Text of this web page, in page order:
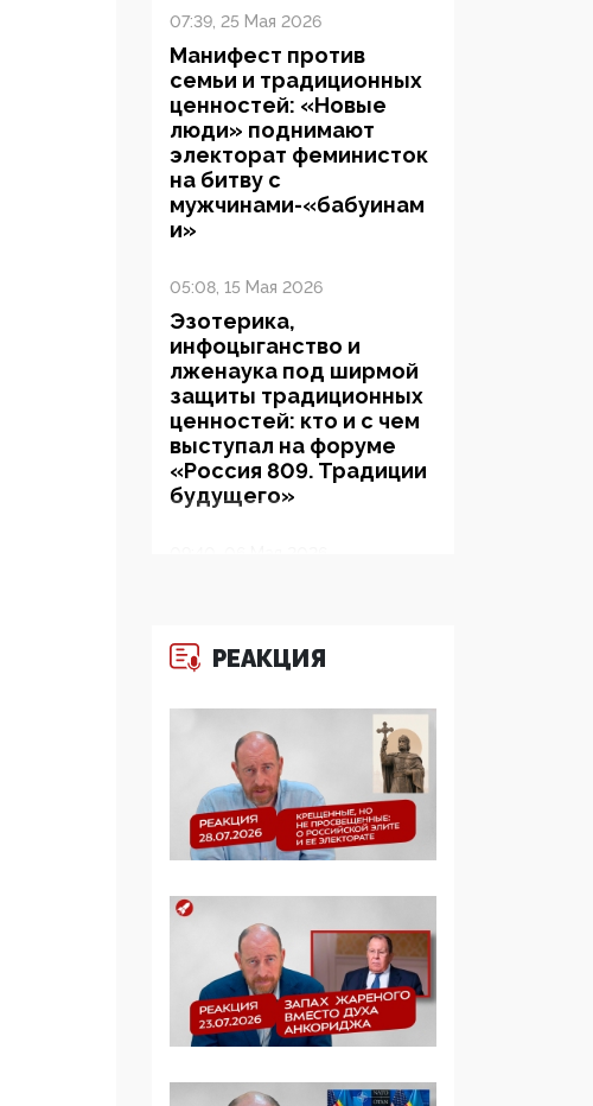
07:39, 25 Мая 2026
Манифест против
семьи и традиционных
ценностей: «Новые
люди» поднимают
электорат феминисток
на битву с
мужчинами-«бабуинам
и»
05:08, 15 Мая 2026
Эзотерика,
инфоцыганство и
лженаука под ширмой
защиты традиционных
ценностей: кто и с чем
выступал на форуме
«Россия 809. Традиции
будущего»
профилактика негатива
среди молодежи снова
«движперам»
03:35, 25 Апреля 2026
120 лет
парламентаризма: как
институт
превратился в «чего
изволите» для
Правительства и АП
06:29, 15 Апреля 2026
Социальный фонд
жесткого внедрения
РЕАКЦИЯ